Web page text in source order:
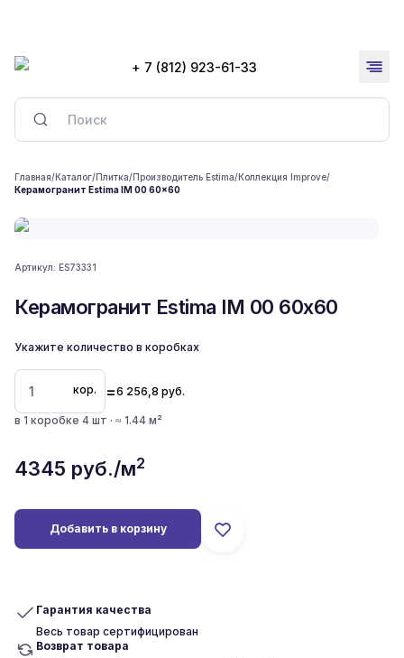
+ 7 (812) 923-61-33
Главная/Каталог/Плитка/Производитель Estima/Коллекция Improve/
Керамогранит Estima IM 00 60x60
Артикул: ES73331
Керамогранит Estima IM 00 60x60
Укажите количество в коробках
кор. =6 256,8 руб.
в 1 коробке 4 шт · ≈ 1.44 м²
4345 руб./м2
Добавить в корзину
Гарантия качества
Весь товар сертифицирован
Возврат товара